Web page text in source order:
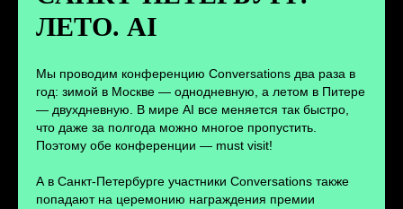
ЛЕТО. AI
Мы проводим конференцию Conversations два раза в
год: зимой в Москве — однодневную, а летом в Питере
— двухдневную. В мире AI все меняется так быстро,
что даже за полгода можно многое пропустить.
Поэтому обе конференции — must visit!
А в Санкт-Петербурге участники Conversations также
попадают на церемонию награждения премии